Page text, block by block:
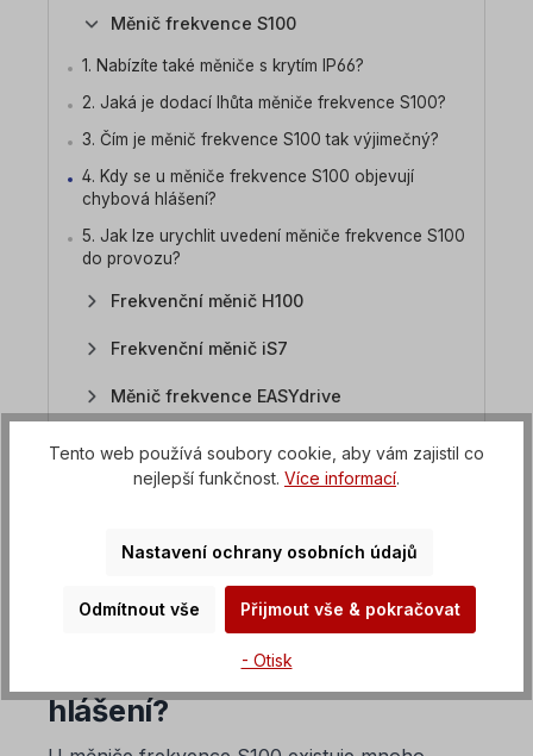
Měnič frekvence S100
1. Nabízíte také měniče s krytím IP66?
2. Jaká je dodací lhůta měniče frekvence S100?
3. Čím je měnič frekvence S100 tak výjimečný?
4. Kdy se u měniče frekvence S100 objevují
chybová hlášení?
5. Jak lze urychlit uvedení měniče frekvence S100
do provozu?
Frekvenční měnič H100
Frekvenční měnič iS7
Měnič frekvence EASYdrive
Měnič frekvence SMARTdrive
Softstartéry / softstartéry
4. Kdy se u měniče frekvence
S100 objevují chybová
hlášení?
Tento web používá soubory cookie, aby vám zajistil co
nejlepší funkčnost. Více informací.
Nastavení ochrany osobních údajů
Odmítnout vše Přijmout vše & pokračovat
- Otisk